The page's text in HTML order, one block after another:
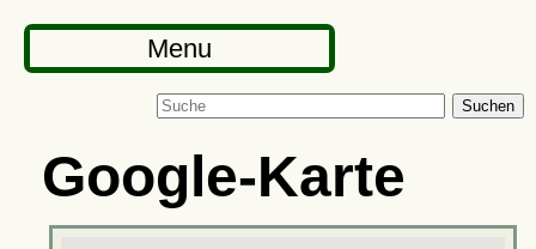
Menu
Suchen
Google-Karte